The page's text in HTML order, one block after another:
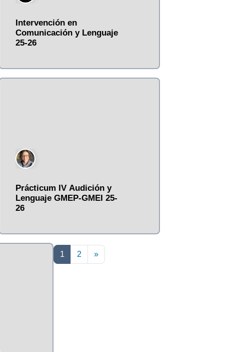
Intervención en
Comunicación y Lenguaje
25-26
Prácticum IV Audición y
Lenguaje GMEP-GMEI 25-
26
1 Página 1
2Página 2
»Siguiente página